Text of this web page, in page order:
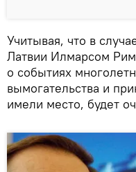
Учитывая, что в
Латвии Илмарсом
о событиях
вымогательства и
имели место, будет